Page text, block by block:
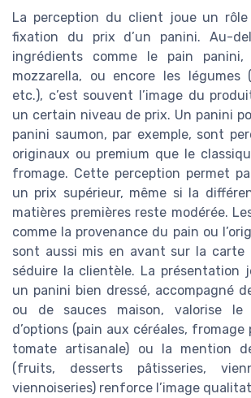
La perception du client joue un
fixation du prix d’un panini. Au-
ingrédients comme le pain
mozzarella, ou encore les légumes
etc.), c’est souvent l’image du
un certain niveau de prix. Un panini
panini saumon, par exemple, sont
originaux ou premium que le
fromage. Cette perception permet
un prix supérieur, même si la
matières premières reste modérée.
comme la provenance du pain ou
sont aussi mis en avant sur la carte
séduire la clientèle. La présentation
un panini bien dressé, accompagné
ou de sauces maison, valorise le
d’options (pain aux céréales, fromage
tomate artisanale) ou la mention
(fruits, desserts pâtisseries,
viennoiseries) renforce l’image